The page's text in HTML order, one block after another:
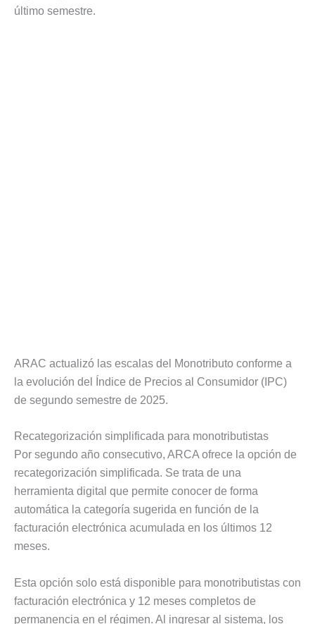
último semestre.
ARAC actualizó las escalas del Monotributo conforme a
la evolución del Índice de Precios al Consumidor (IPC)
de segundo semestre de 2025.
Recategorización simplificada para monotributistas
Por segundo año consecutivo, ARCA ofrece la opción de
recategorización simplificada. Se trata de una
herramienta digital que permite conocer de forma
automática la categoría sugerida en función de la
facturación electrónica acumulada en los últimos 12
meses.
Esta opción solo está disponible para monotributistas con
facturación electrónica y 12 meses completos de
permanencia en el régimen. Al ingresar al sistema, los